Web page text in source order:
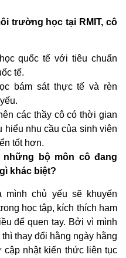
trường học tại RMIT, cô
quốc tế với tiêu chuẩn
tế.
bám sát thực tế và rèn
các thầy cô có thời gian
hiểu nhu cầu của sinh viên
tốt hơn.
bộ môn cô đang
khác biệt?
mình chủ yếu sẽ khuyến
học tập, kích thích ham
để quen tay. Bởi vì mình
thay đổi hằng ngày hằng
nhật kiến thức liên tục